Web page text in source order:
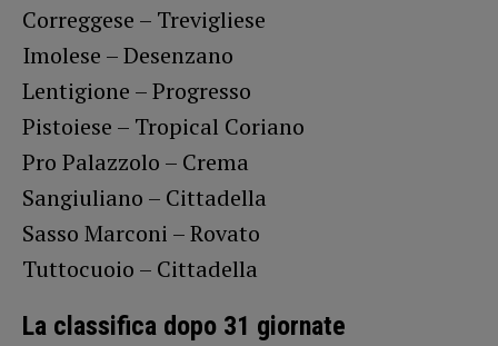
Correggese – Trevigliese
Imolese – Desenzano
Lentigione – Progresso
Pistoiese – Tropical Coriano
Pro Palazzolo – Crema
Sangiuliano – Cittadella
Sasso Marconi – Rovato
Tuttocuoio – Cittadella
La classifica dopo 31 giornate